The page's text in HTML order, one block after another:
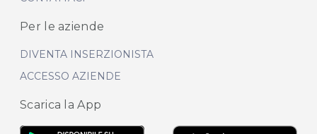
Per le aziende
DIVENTA INSERZIONISTA
ACCESSO AZIENDE
Scarica la App